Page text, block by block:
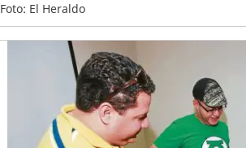
Foto: El Heraldo